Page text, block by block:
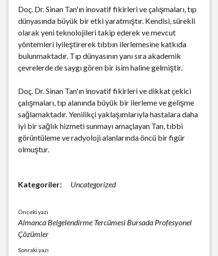
Doç. Dr. Sinan Tan'ın inovatif fikirleri ve çalışmaları, tıp
dünyasında büyük bir etki yaratmıştır. Kendisi, sürekli
olarak yeni teknolojileri takip ederek ve mevcut
yöntemleri iyileştirerek tıbbın ilerlemesine katkıda
bulunmaktadır. Tıp dünyasının yanı sıra akademik
çevrelerde de saygı gören bir isim haline gelmiştir.
Doç. Dr. Sinan Tan'ın inovatif fikirleri ve dikkat çekici
çalışmaları, tıp alanında büyük bir ilerleme ve gelişme
sağlamaktadır. Yenilikçi yaklaşımlarıyla hastalara daha
iyi bir sağlık hizmeti sunmayı amaçlayan Tan, tıbbi
görüntüleme ve radyoloji alanlarında öncü bir figür
olmuştur.
Kategoriler: Uncategorized
Önceki yazı
Almanca Belgelendirme Tercümesi Bursada Profesyonel
Çözümler
Sonraki yazı